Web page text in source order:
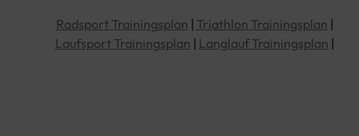
Radsport Trainingsplan | Triathlon Trainingsplan |
Laufsport Trainingsplan | Langlauf Trainingsplan |